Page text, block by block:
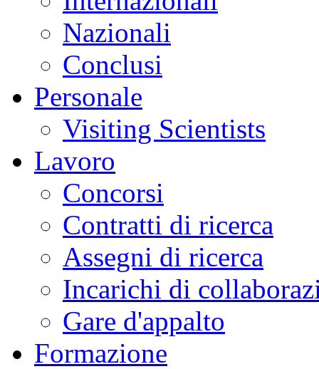
Nazionali
Conclusi
Personale
Visiting Scientists
Lavoro
Concorsi
Contratti di ricerca
Assegni di ricerca
Incarichi di
Gare d'appalto
Formazione